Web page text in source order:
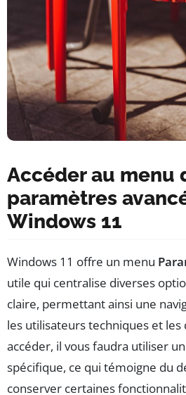
Accéder au menu
paramètres
Windows 11
Windows 11 offre un menu
utile qui centralise diverses
claire, permettant ainsi une
les utilisateurs techniques et
accéder, il vous faudra utiliser
spécifique, ce qui témoigne du
conserver certaines